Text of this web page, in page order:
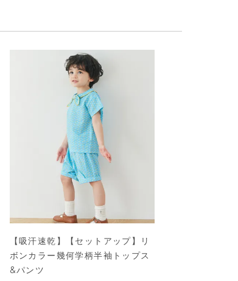
【吸汗速乾】【セットアップ】リ
ボンカラー幾何学柄半袖トップス
&パンツ